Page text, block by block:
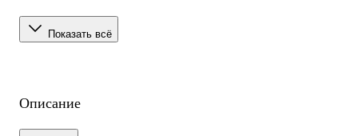
Показать всё
Описание